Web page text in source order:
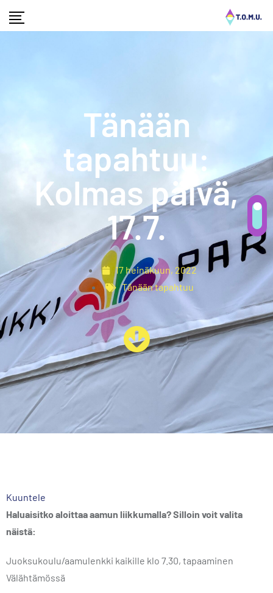
Tänään
tapahtuu:
Kolmas päivä,
17.7.
17 heinäkuun, 2022
Tänään tapahtuu
Kuuntele
Haluaisitko aloittaa aamun liikkumalla? Silloin voit valita
näistä:
Juoksukoulu/aamulenkki kaikille klo 7.30, tapaaminen
Välähtämössä